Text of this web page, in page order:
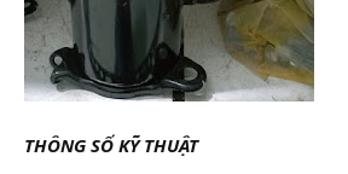
THÔNG SỐ KỸ THUẬT